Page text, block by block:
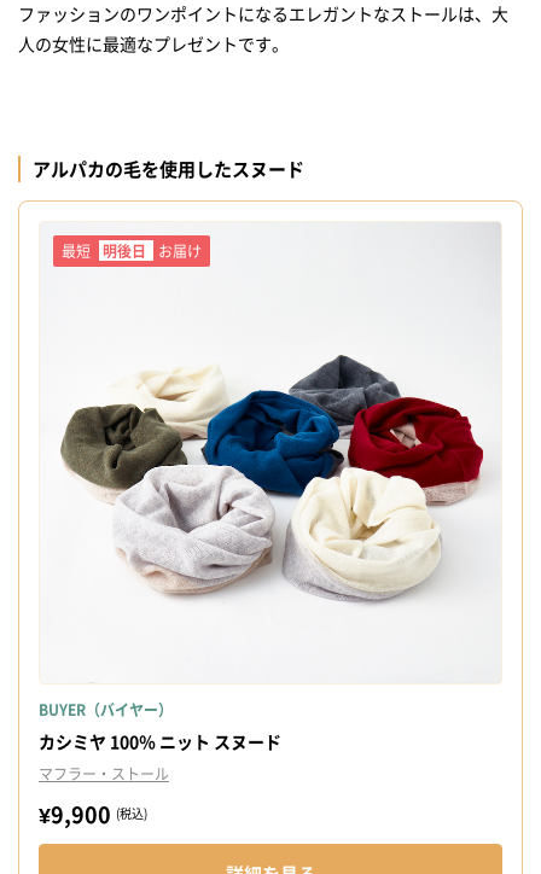
ファッションのワンポイントになるエレガントなストールは、大
アルパカの毛を使用したスヌード
最短 明後日 お届け
BUYER（バイヤー）
カシミヤ 100％ ニット スヌード
マフラー・ストール
¥9,900 (税込)